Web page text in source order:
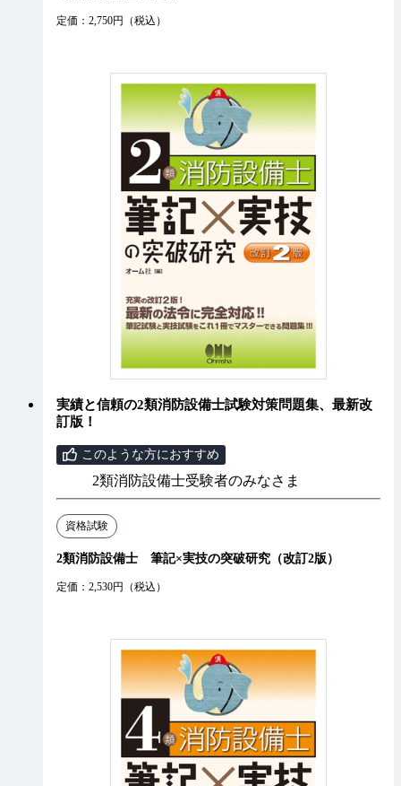
定価：2,750円（税込）
実績と信頼の2類消防設備士試験対策問題集、最新改
訂版！
このような方におすすめ
2類消防設備士受験者のみなさま
資格試験
2類消防設備士 筆記×実技の突破研究（改訂2版）
定価：2,530円（税込）